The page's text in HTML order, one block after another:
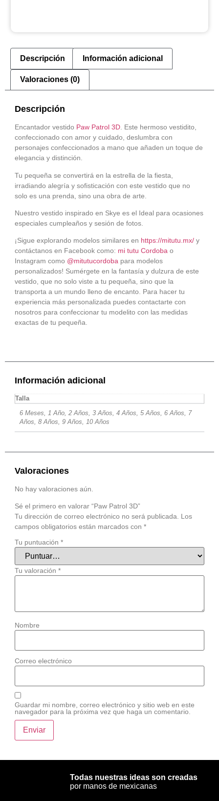
Descripción Información adicional
Valoraciones (0)
Descripción
Encantador vestido Paw Patrol 3D. Este hermoso vestidito,
confeccionado con amor y cuidado, deslumbra con
personajes confeccionados a mano que añaden un toque de
elegancia y distinción.
Tu pequeña se convertirá en la estrella de la fiesta,
irradiando alegría y sofisticación con este vestido que no
solo es una prenda, sino una obra de arte.
Nuestro vestido inspirado en Skye es el Ideal para ocasiones
especiales cumpleaños y sesión de fotos.
¡Sigue explorando modelos similares en https://mitutu.mx/ y
contáctanos en Facebook como: mi tutu Cordoba o
Instagram como @mitutucordoba para modelos
personalizados! Sumérgete en la fantasía y dulzura de este
vestido, que no solo viste a tu pequeña, sino que la
transporta a un mundo lleno de encanto. Para hacer tu
experiencia más personalizada puedes contactarte con
nosotros para confeccionar tu modelito con las medidas
exactas de tu pequeña.
Información adicional
Talla
6 Meses, 1 Año, 2 Años, 3 Años, 4 Años, 5 Años, 6 Años, 7
Años, 8 Años, 9 Años, 10 Años
Valoraciones
No hay valoraciones aún.
Sé el primero en valorar “Paw Patrol 3D”
Tu dirección de correo electrónico no será publicada.
Los
campos obligatorios están marcados con *
Tu puntuación *
Tu valoración *
Nombre
Correo electrónico
Guardar mi nombre, correo electrónico y sitio web en este
navegador para la próxima vez que haga un comentario.
Todas nuestras ideas son creadas
por manos de mexicanas